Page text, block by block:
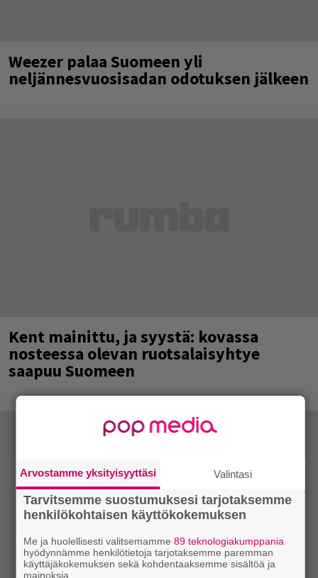
Weezer palaa Suomeen yli
neljännesvuosisadan odotuksen jälkeen
Kent mainittu, ja syystä: kovassa
nosteessa olevan ruotsalaisyhtye
saapuu Suomeen
Arvostamme yksityisyyttäsi Valintasi
Tarvitsemme suostumuksesi tarjotaksemme
henkilökohtaisen käyttökokemuksen
Me ja huolellisesti valitsemamme 89 teknologiakumppania
hyödynnämme henkilötietoja tarjotaksemme paremman
käyttäjäkokemuksen sekä kohdentaaksemme sisältöä ja
mainoksia.